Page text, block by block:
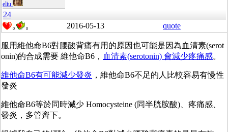
eliu
24
0 0 2016-05-13 quote
服用維他命B6對腰酸背痛有用的原因也可能是因為血清素(serot
onin)的合成需要 維他命B6， 血清素(serotonin) 會減少疼痛感。
維他命B6有可能減少發炎 ，維他命B6不足的人比較容易有慢性
發炎
維他命B6等於同時減少 Homocysteine (同半胱胺酸)、疼痛感、
發炎，多管齊下。